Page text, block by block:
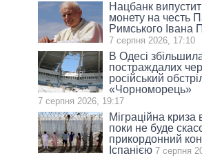
Нацбанк
монету на честь
Римського Івана
7 серпня 2026, 17:10
В Одесі
постраждалих
російський
«Чорноморець»
7 серпня 2026, 19:17
Міграційна криза
поки не буде
прикордонний
Іспанією 7 серпня